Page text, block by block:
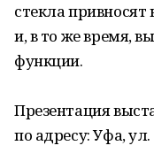
стекла привносят
и, в то же время,
функции.
Презентация
по адресу: Уфа,